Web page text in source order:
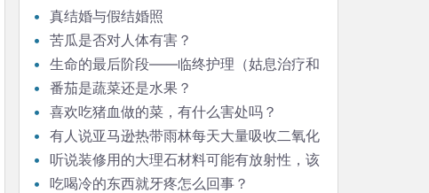
真结婚与假结婚照
苦瓜是否对人体有害？
生命的最后阶段——临终护理（姑息治疗和
临终关怀）
番茄是蔬菜还是水果？
喜欢吃猪血做的菜，有什么害处吗？
有人说亚马逊热带雨林每天大量吸收二氧化
碳，释放氧气，对人类生存意义重大，是这样
吗？
听说装修用的大理石材料可能有放射性，该
怎么办？
吃喝冷的东西就牙疼怎么回事？